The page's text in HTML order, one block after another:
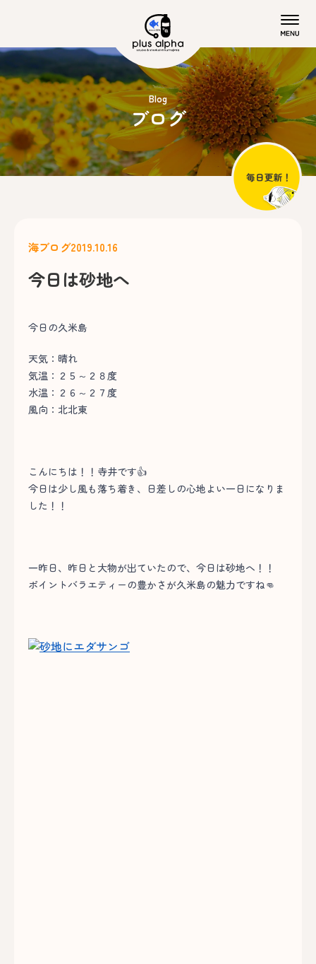
Blog
ブログ
海ブログ2019.10.16
今日は砂地へ
今日の久米島
天気：晴れ
気温：２５～２８度
水温：２６～２７度
風向：北北東
こんにちは！！寺井です👍
今日は少し風も落ち着き、日差しの心地よい一日になりま
した！！
一昨日、昨日と大物が出ていたので、今日は砂地へ！！
ポイントバラエティーの豊かさが久米島の魅力ですね👊